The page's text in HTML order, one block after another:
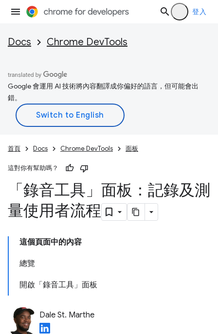
登入
Docs Chrome DevTools
Google 會運用 AI 技術將內容翻譯成你偏好的語言，但可能會出
錯。
首頁 Docs Chrome DevTools 面板
這對你有幫助嗎？
「錄音工具」面板：記錄及測
量使用者流程
這個頁面中的內容
總覽
開啟「錄音工具」面板
Dale St. Marthe